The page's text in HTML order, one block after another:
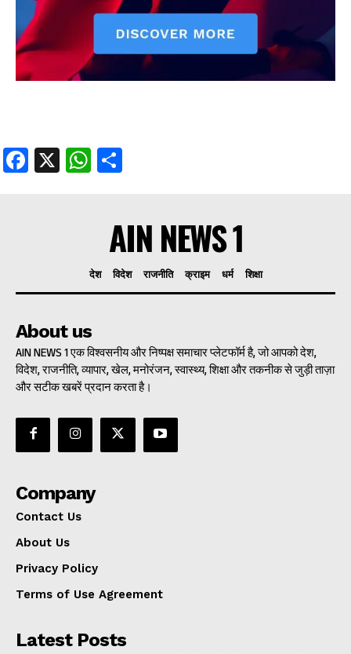
Facebook
X WhatsApp
AIN NEWS 1
देश विदेश राजनीति क्राइम धर्म शिक्षा
About us
AIN NEWS 1 एक विश्वसनीय और निष्पक्ष समाचार प्लेटफॉर्म है, जो आपको देश,
विदेश, राजनीति, व्यापार, खेल, मनोरंजन, स्वास्थ्य, शिक्षा और तकनीक से जुड़ी ताज़ा
और सटीक खबरें प्रदान करता है।
Company
Contact Us
About Us
Privacy Policy
Terms of Use Agreement
Latest Posts